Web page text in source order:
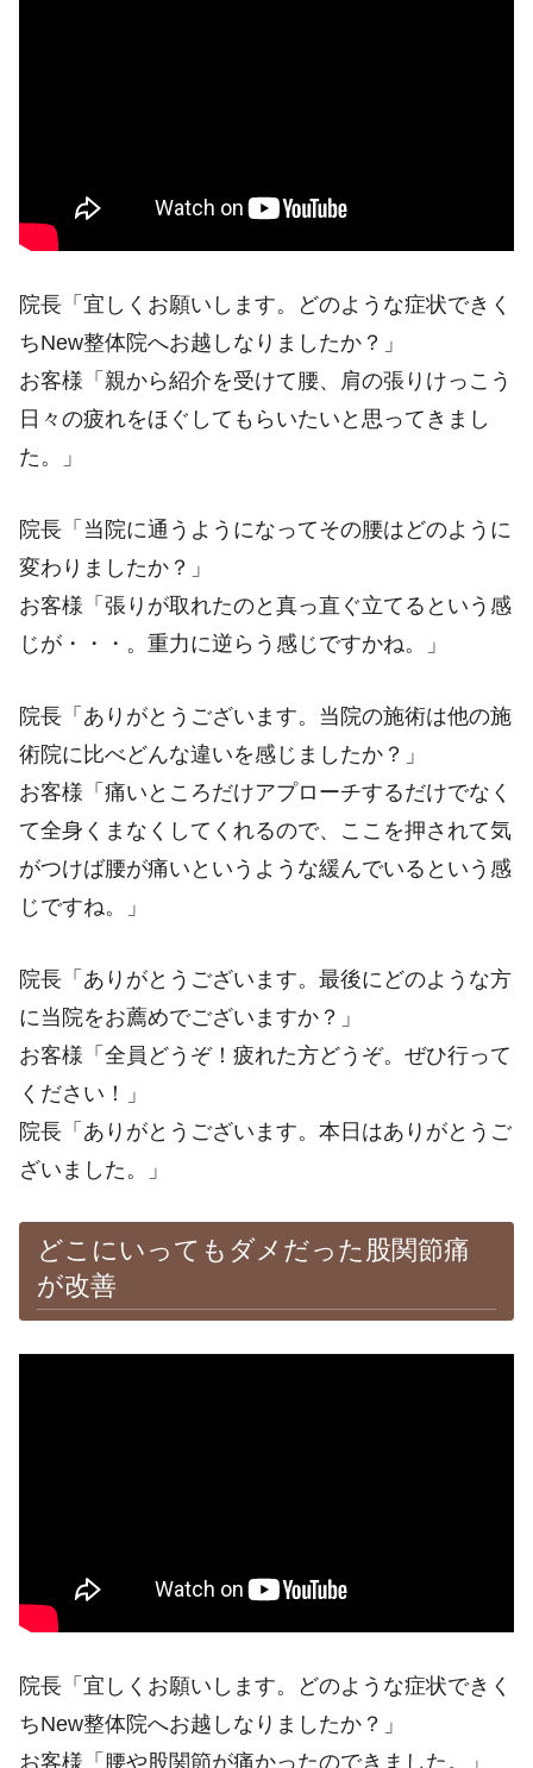
院長「宜しくお願いします。どのような症状できく
ちNew整体院へお越しなりましたか？」
お客様「親から紹介を受けて腰、肩の張りけっこう
日々の疲れをほぐしてもらいたいと思ってきまし
た。」
院長「当院に通うようになってその腰はどのように
変わりましたか？」
お客様「張りが取れたのと真っ直ぐ立てるという感
じが・・・。重力に逆らう感じですかね。」
院長「ありがとうございます。当院の施術は他の施
術院に比べどんな違いを感じましたか？」
お客様「痛いところだけアプローチするだけでなく
て全身くまなくしてくれるので、ここを押されて気
がつけば腰が痛いというような緩んでいるという感
じですね。」
院長「ありがとうございます。最後にどのような方
に当院をお薦めでございますか？」
お客様「全員どうぞ！疲れた方どうぞ。ぜひ行って
ください！」
院長「ありがとうございます。本日はありがとうご
ざいました。」
どこにいってもダメだった股関節痛
が改善
院長「宜しくお願いします。どのような症状できく
ちNew整体院へお越しなりましたか？」
お客様「腰や股関節が痛かったのできました。」